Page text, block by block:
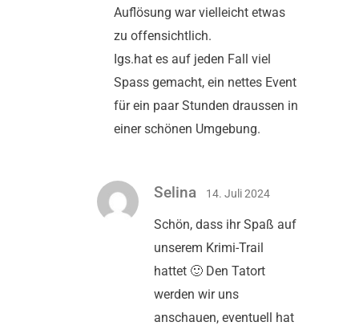
Auflösung war vielleicht etwas
zu offensichtlich.
Igs.hat es auf jeden Fall viel
Spass gemacht, ein nettes Event
für ein paar Stunden draussen in
einer schönen Umgebung.
Selina 14. Juli 2024
Schön, dass ihr Spaß auf
unserem Krimi-Trail
hattet 🙂 Den Tatort
werden wir uns
anschauen, eventuell hat